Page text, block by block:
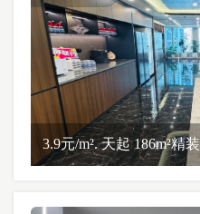
3.9元/m². 天起 186m²精装